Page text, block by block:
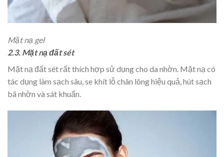
Mặt nạ gel
2.3. Mặt nạ đất sét
Mặt nạ đất sét rất thích hợp sử dụng cho da nhờn. Mặt nạ có
tác dụng làm sạch sâu, se khít lỗ chân lông hiệu quả, hút sạch
bã nhờn và sát khuẩn.